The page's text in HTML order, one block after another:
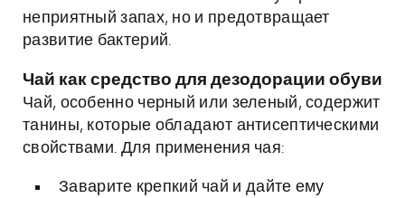
неприятный запах, но и предотвращает
развитие бактерий.
Чай как средство для дезодорации обуви
Чай, особенно черный или зеленый, содержит
танины, которые обладают антисептическими
свойствами. Для применения чая:
Заварите крепкий чай и дайте ему